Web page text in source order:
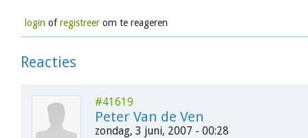
login ofregistreerom te reageren
Reacties
#41619
Peter Van de Ven
zondag, 3 juni, 2007 - 00:28